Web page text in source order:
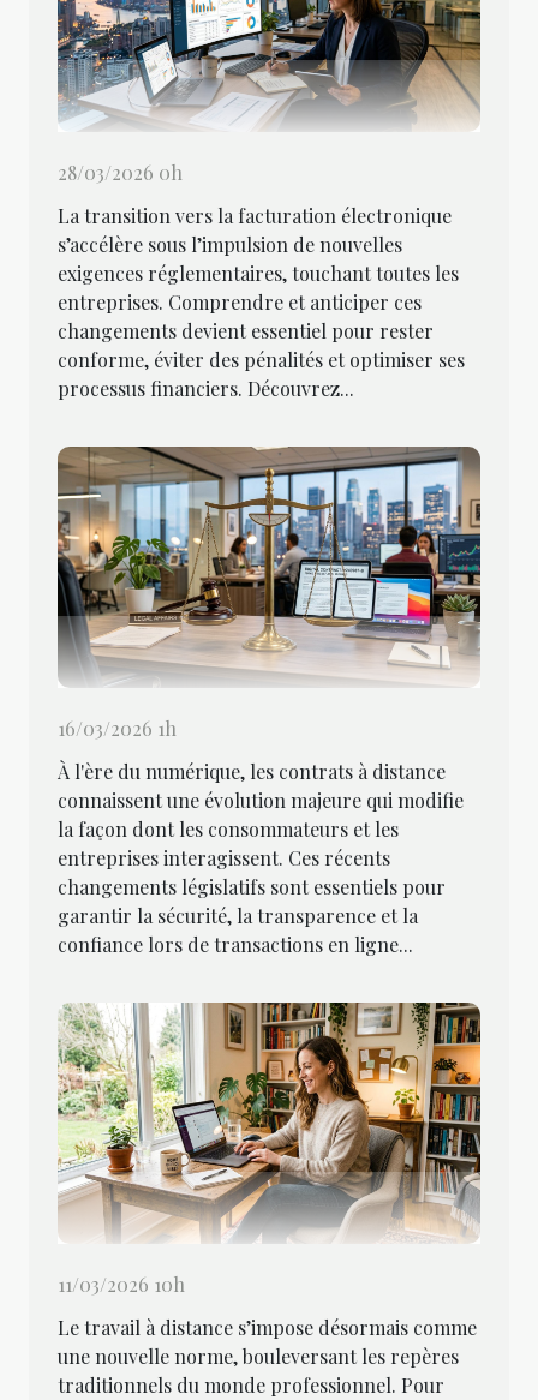
28/03/2026 0h
La transition vers la facturation électronique
s’accélère sous l’impulsion de nouvelles
exigences réglementaires, touchant toutes les
entreprises. Comprendre et anticiper ces
changements devient essentiel pour rester
conforme, éviter des pénalités et optimiser ses
processus financiers. Découvrez...
16/03/2026 1h
À l'ère du numérique, les contrats à distance
connaissent une évolution majeure qui modifie
la façon dont les consommateurs et les
entreprises interagissent. Ces récents
changements législatifs sont essentiels pour
garantir la sécurité, la transparence et la
confiance lors de transactions en ligne...
11/03/2026 10h
Le travail à distance s’impose désormais comme
une nouvelle norme, bouleversant les repères
traditionnels du monde professionnel. Pour